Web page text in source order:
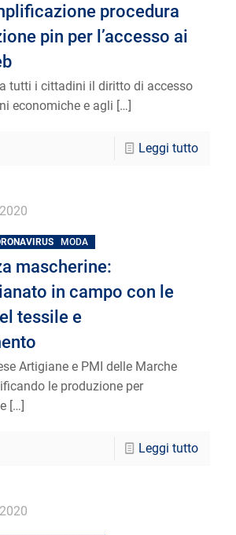
procedura
pin per l’accesso ai
tutti i cittadini il diritto di accesso
economiche e agli […]
Leggi tutto
MODA
mascherine:
in campo con le
tessile e
Artigiane e PMI delle Marche
le produzione per
[…]
Leggi tutto